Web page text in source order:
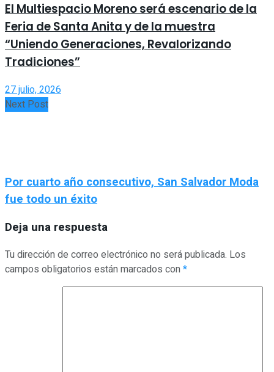
El Multiespacio Moreno será escenario de la
Feria de Santa Anita y de la muestra
“Uniendo Generaciones, Revalorizando
Tradiciones”
27 julio, 2026
Next Post
Por cuarto año consecutivo, San Salvador Moda
fue todo un éxito
Deja una respuesta
Tu dirección de correo electrónico no será publicada. Los
campos obligatorios están marcados con*